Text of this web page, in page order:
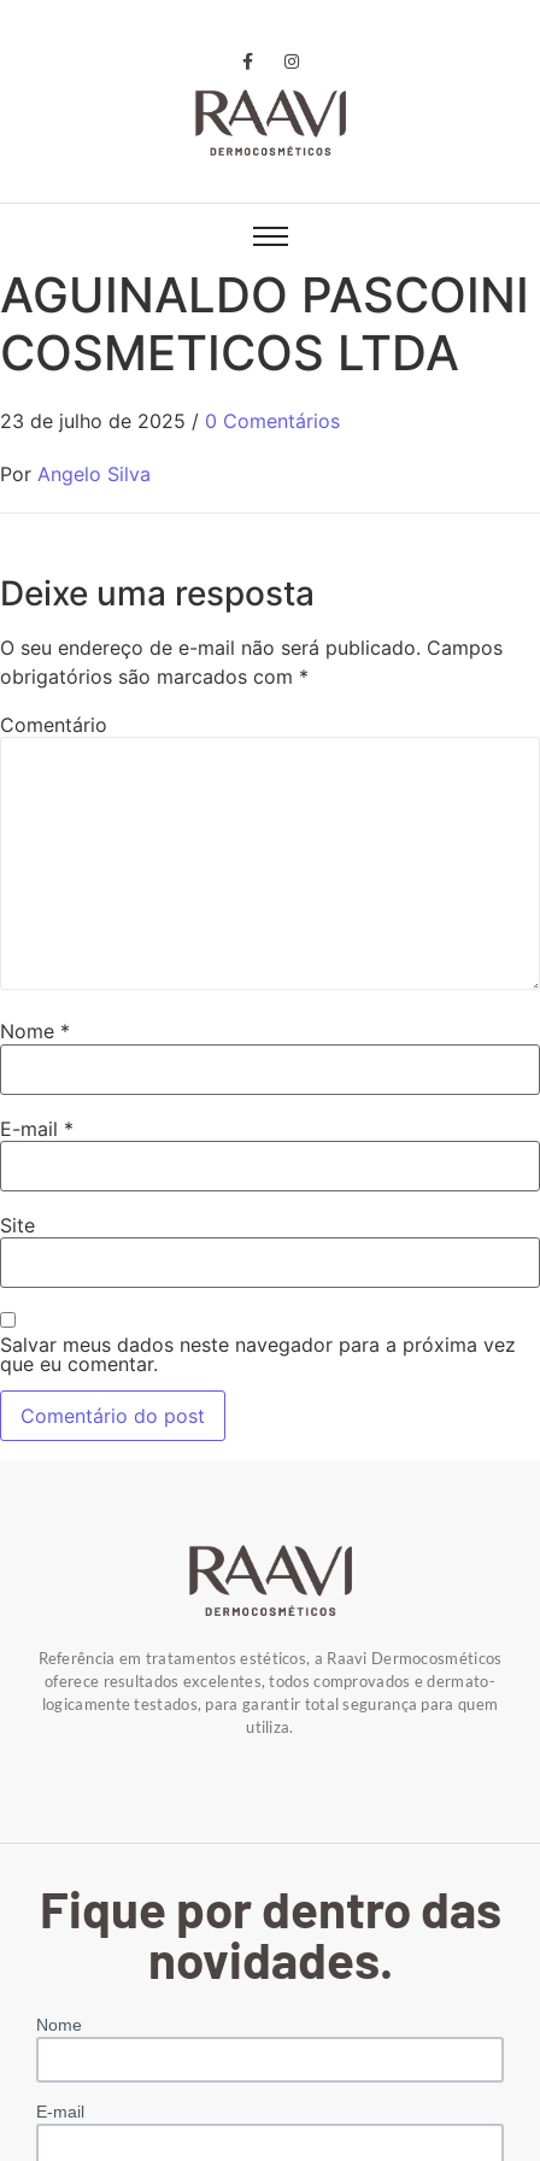
AGUINALDO PASCOINI
COSMETICOS LTDA
23 de julho de 2025 / 0 Comentários
Por Angelo Silva
Deixe uma resposta
O seu endereço de e-mail não será publicado. Campos
obrigatórios são marcados com *
Comentário
Nome *
E-mail *
Site
Salvar meus dados neste navegador para a próxima vez
que eu comentar.
Referência em tratamentos estéticos, a Raavi Dermocosméticos
oferece resultados excelentes, todos comprovados e dermato-
logicamente testados, para garantir total segurança para quem
utiliza.
Fique por dentro das
novidades.
Nome
E-mail